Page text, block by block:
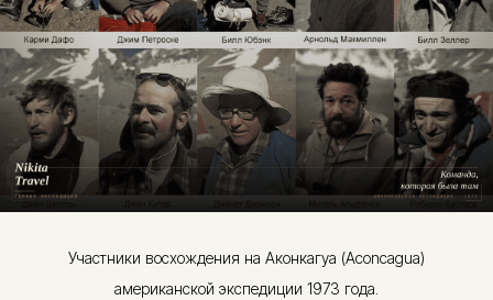
Участники восхождения на Аконкагуа (Aconcagua)
американской экспедиции 1973 года.